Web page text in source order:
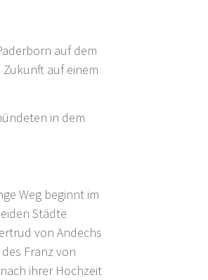
auf dem
auf einem
in dem
Weg beginnt im
Städte
von Andechs
Franz von
ihrer Hochzeit